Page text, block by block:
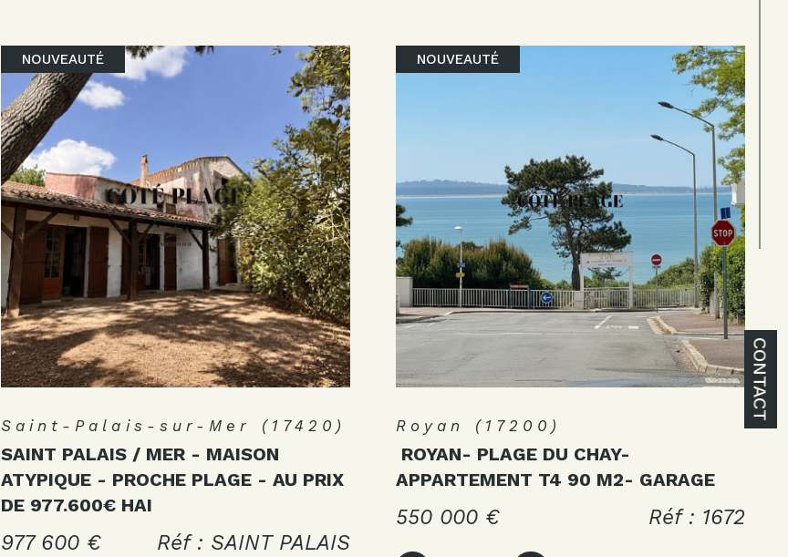
CONTACT
NOUVEAUTÉ
Saint-Palais-sur-Mer (17420)
SAINT PALAIS / MER - MAISON
ATYPIQUE - PROCHE PLAGE - AU PRIX
DE 977.600€ HAI
977 600 € Réf : SAINT PALAIS
NOUVEAUTÉ
Royan (17200)
ROYAN- PLAGE DU CHAY-
APPARTEMENT T4 90 M2- GARAGE
550 000 € Réf : 1672